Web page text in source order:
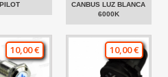
PILOT
CANBUS LUZ BLANCA
6000K
10,00 € 10,00 €